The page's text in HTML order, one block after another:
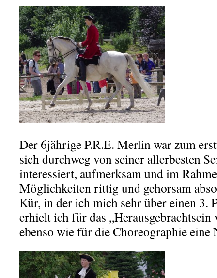
Der 6jährige P.R.E. Merlin war zum
sich durchweg von seiner allerbesten
interessiert, aufmerksam und im
Möglichkeiten rittig und gehorsam
Kür, in der ich mich sehr über einen 3.
erhielt ich für das „Herausgebrachtsein
ebenso wie für die Choreographie eine